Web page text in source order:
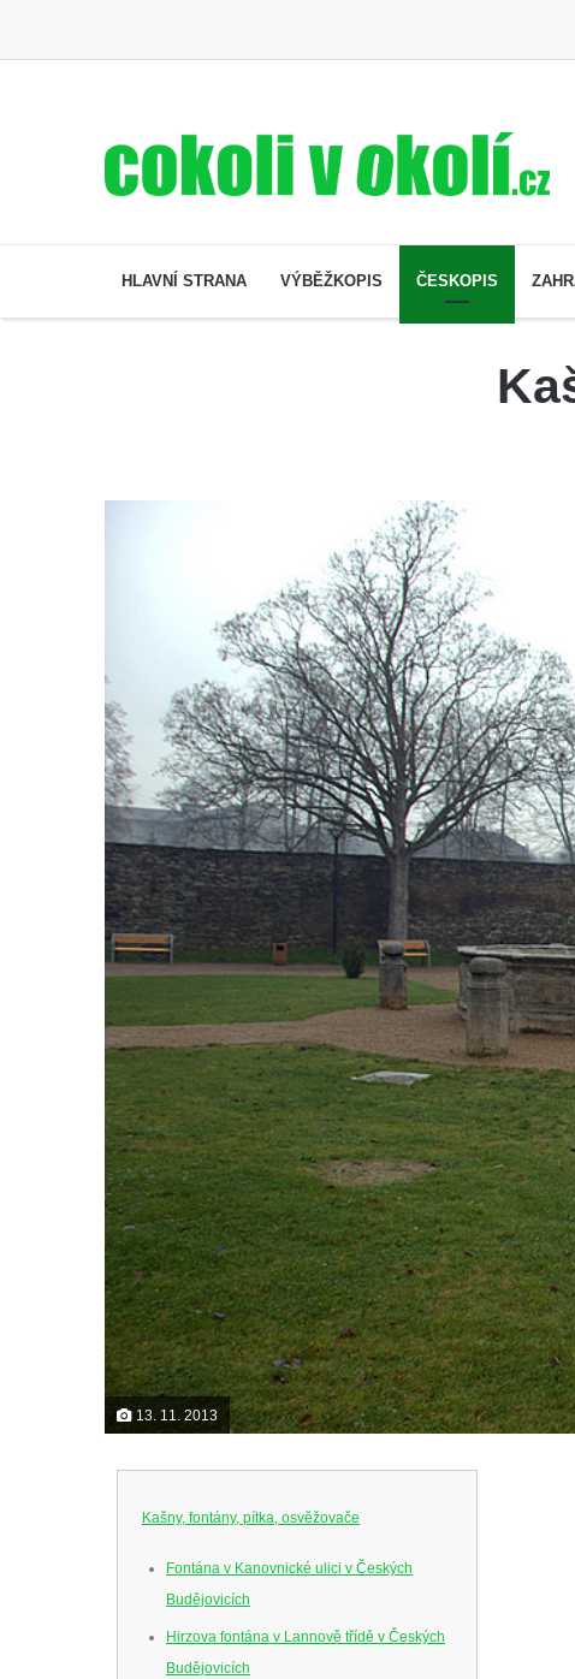
HLAVNÍ STRANA VÝBĚŽKOPIS ČESKOPIS
13. 11. 2013
Kašny, fontány, pítka, osvěžovače
Fontána v Kanovnické ulici v Českých
Budějovicích
Hirzova fontána v Lannově třídě v Českých
Budějovicích